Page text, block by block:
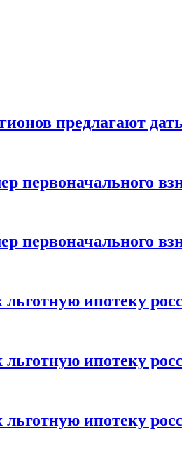
предлагают
первоначального
первоначального
ипотеку
ипотеку
ипотеку